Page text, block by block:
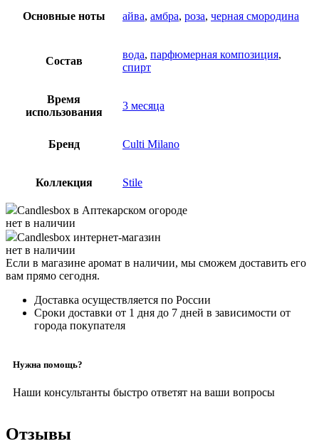
Основные ноты айва, амбра, роза, черная смородина
Состав
вода, парфюмерная композиция,
спирт
Время
использования
3 месяца
Бренд Culti Milano
Коллекция Stile
Candlesbox в Аптекарском огороде
нет в наличии
Candlesbox интернет-магазин
нет в наличии
Если в магазине аромат в наличии, мы сможем доставить его
вам прямо сегодня.
Доставка осуществляется по России
Сроки доставки от 1 дня до 7 дней в зависимости от
города покупателя
Нужна помощь?
Наши консультанты быстро ответят на ваши вопросы
Отзывы